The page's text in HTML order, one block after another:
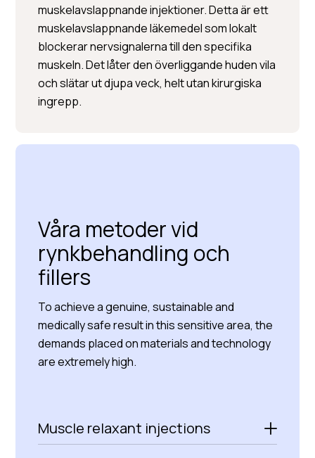
muskelavslappnande injektioner. Detta är ett
muskelavslappnande läkemedel som lokalt
blockerar nervsignalerna till den specifika
muskeln. Det låter den överliggande huden vila
och slätar ut djupa veck, helt utan kirurgiska
ingrepp.
Våra metoder vid
rynkbehandling och
fillers
To achieve a genuine, sustainable and
medically safe result in this sensitive area, the
demands placed on materials and technology
are extremely high.
Muscle relaxant injections